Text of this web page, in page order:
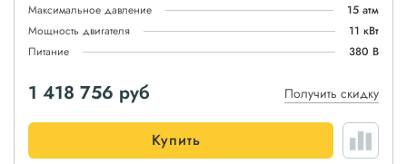
Максимальное давление
15 атм
Мощность двигателя
11 кВт
Питание
380 В
1 418 756 руб Получить скидку
Купить